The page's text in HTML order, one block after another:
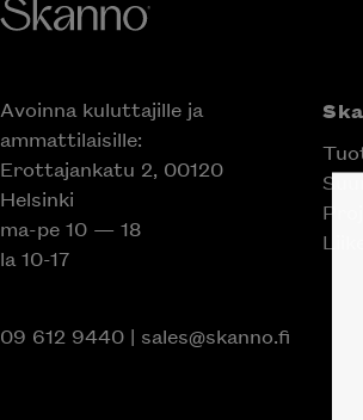
Avoinna kuluttajille ja
ammattilaisille:
Erottajankatu 2, 00120
Helsinki
ma-pe 10 — 18
la 10-17
09 612 9440| sales@skanno.fi